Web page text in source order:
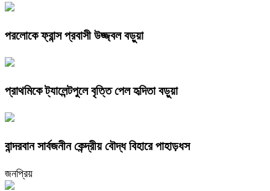
পরলোকে ফ্রান্স প্রবাসী উজ্জ্বল বড়ুয়া
প্রাথমিকে ট্যালেন্টপুলে বৃত্তি পেল হৃদিতা বড়ুয়া
বান্দরবান সার্বজনীন কেন্দ্রীয় বৌদ্ধ বিহারে পাহাড়ধস
জনপ্রিয়